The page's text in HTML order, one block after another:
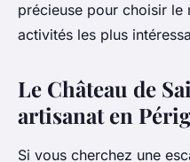
précieuse pour choisir le
activités les plus
Le Château de
artisanat en
Si vous cherchez une